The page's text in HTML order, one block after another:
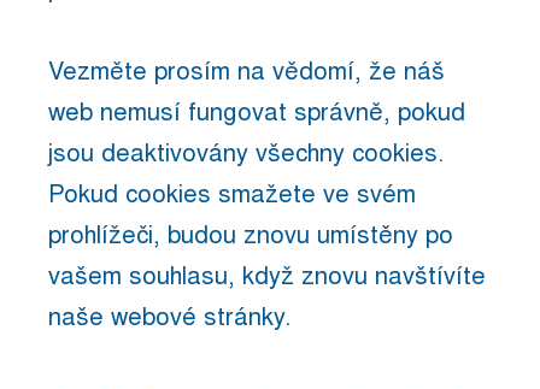
Vezměte prosím na vědomí, že náš
web nemusí fungovat správně, pokud
jsou deaktivovány všechny cookies.
Pokud cookies smažete ve svém
prohlížeči, budou znovu umístěny po
vašem souhlasu, když znovu navštívíte
naše webové stránky.